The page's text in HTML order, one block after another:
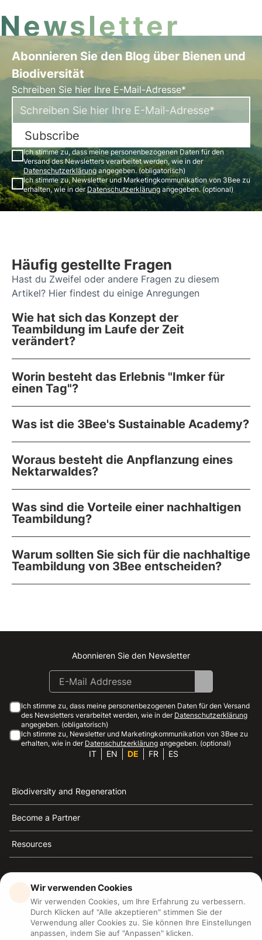
Newsletter
Abonnieren Sie den Blog über Bienen und
Biodiversität
Schreiben Sie hier Ihre E-Mail-Adresse*
Subscribe
Ich stimme zu, dass meine personenbezogenen Daten für den
Versand des Newsletters verarbeitet werden, wie in der
Datenschutzerklärungangegeben. (obligatorisch)
Ich stimme zu, Newsletter und Marketingkommunikation von 3Bee zu
erhalten, wie in derDatenschutzerklärungangegeben. (optional)
Häufig gestellte Fragen
Hast du Zweifel oder andere Fragen zu diesem
Artikel? Hier findest du einige Anregungen
Wie hat sich das Konzept der
Teambildung im Laufe der Zeit
verändert?
Worin besteht das Erlebnis "Imker für
einen Tag"?
Was ist die 3Bee's Sustainable Academy?
Woraus besteht die Anpflanzung eines
Nektarwaldes?
Was sind die Vorteile einer nachhaltigen
Teambildung?
Warum sollten Sie sich für die nachhaltige
Teambildung von 3Bee entscheiden?
Instagram
Facebook
Linkedin
Youtube
Abonnieren Sie den Newsletter
Ich stimme zu, dass meine personenbezogenen Daten für den Versand
des Newsletters verarbeitet werden, wie in der Datenschutzerklärung
angegeben. (obligatorisch)
Ich stimme zu, Newsletter und Marketingkommunikation von 3Bee zu
erhalten, wie in der Datenschutzerklärung angegeben. (optional)
IT EN DE FR ES
Biodiversity and Regeneration
Become a Partner
Resources
3Bee ist die Referenz für Nachhaltigkeit, Bienenschutz
und Biodiversität
Wir verwenden Cookies
Wir verwenden Cookies, um Ihre Erfahrung zu verbessern.
Durch Klicken auf "Alle akzeptieren" stimmen Sie der
Verwendung aller Cookies zu. Sie können Ihre Einstellungen
anpassen, indem Sie auf "Anpassen" klicken.